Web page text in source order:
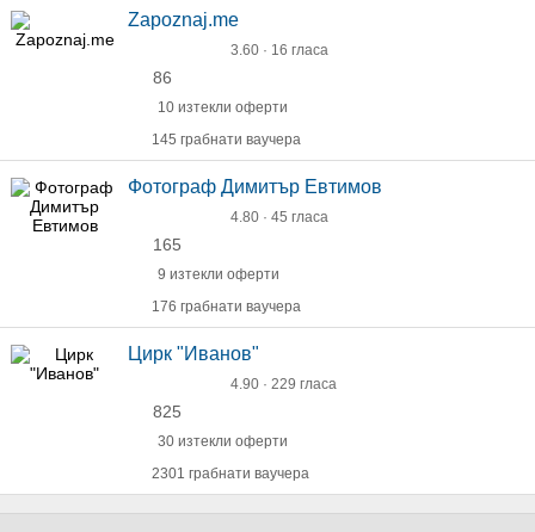
Zapoznaj.me
3.60 · 16 гласа
86
10 изтекли оферти
145 грабнати ваучера
Фотограф Димитър Евтимов
4.80 · 45 гласа
165
9 изтекли оферти
176 грабнати ваучера
Цирк "Иванов"
4.90 · 229 гласа
825
30 изтекли оферти
2301 грабнати ваучера